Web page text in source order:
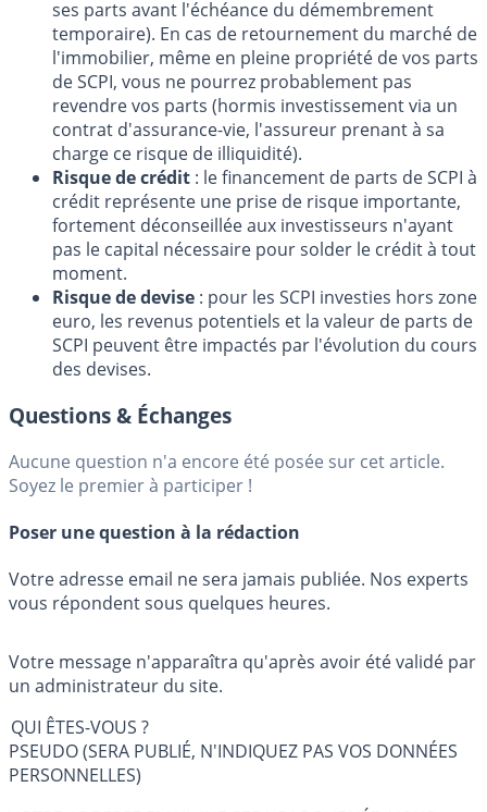
ses parts avant l'échéance du démembrement
temporaire). En cas de retournement du marché de
l'immobilier, même en pleine propriété de vos parts
de SCPI, vous ne pourrez probablement pas
revendre vos parts (hormis investissement via un
contrat d'assurance-vie, l'assureur prenant à sa
charge ce risque de illiquidité).
Risque de crédit : le financement de parts de SCPI à
crédit représente une prise de risque importante,
fortement déconseillée aux investisseurs n'ayant
pas le capital nécessaire pour solder le crédit à tout
moment.
Risque de devise : pour les SCPI investies hors zone
euro, les revenus potentiels et la valeur de parts de
SCPI peuvent être impactés par l'évolution du cours
des devises.
Questions & Échanges
Aucune question n'a encore été posée sur cet article.
Soyez le premier à participer !
Poser une question à la rédaction
Votre adresse email ne sera jamais publiée. Nos experts
vous répondent sous quelques heures.
Votre message n'apparaîtra qu'après avoir été validé par
un administrateur du site.
QUI ÊTES-VOUS ?
PSEUDO (SERA PUBLIÉ, N'INDIQUEZ PAS VOS DONNÉES
PERSONNELLES)